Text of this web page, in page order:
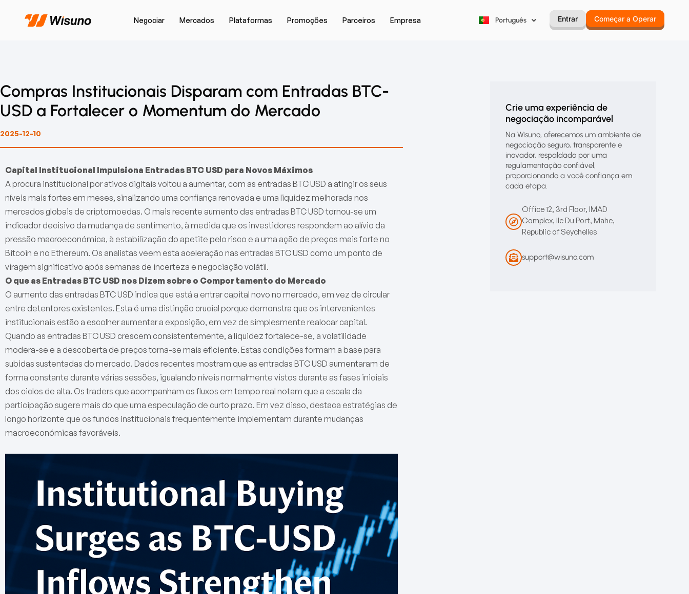
Negociar Mercados Plataformas Promoções Parceiros Empresa Português
Русский Entrar Começar a Operar
Compras Institucionais Disparam com Entradas BTC-
USD a Fortalecer o Momentum do Mercado
2025-12-10
Capital Institucional Impulsiona Entradas BTC USD para Novos Máximos
A procura institucional por ativos digitais voltou a aumentar, com as entradas BTC USD a atingir os seus
níveis mais fortes em meses, sinalizando uma confiança renovada e uma liquidez melhorada nos
mercados globais de criptomoedas. O mais recente aumento das entradas BTC USD tornou-se um
indicador decisivo da mudança de sentimento, à medida que os investidores respondem ao alívio da
pressão macroeconómica, à estabilização do apetite pelo risco e a uma ação de preços mais forte no
Bitcoin e no Ethereum. Os analistas veem esta aceleração nas entradas BTC USD como um ponto de
viragem significativo após semanas de incerteza e negociação volátil.
O que as Entradas BTC USD nos Dizem sobre o Comportamento do Mercado
O aumento das entradas BTC USD indica que está a entrar capital novo no mercado, em vez de circular
entre detentores existentes. Esta é uma distinção crucial porque demonstra que os intervenientes
institucionais estão a escolher aumentar a exposição, em vez de simplesmente realocar capital.
Quando as entradas BTC USD crescem consistentemente, a liquidez fortalece-se, a volatilidade
modera-se e a descoberta de preços torna-se mais eficiente. Estas condições formam a base para
subidas sustentadas do mercado. Dados recentes mostram que as entradas BTC USD aumentaram de
forma constante durante várias sessões, igualando níveis normalmente vistos durante as fases iniciais
dos ciclos de alta. Os traders que acompanham os fluxos em tempo real notam que a escala da
participação sugere mais do que uma especulação de curto prazo. Em vez disso, destaca estratégias de
longo horizonte que os fundos institucionais frequentemente implementam durante mudanças
macroeconómicas favoráveis.
Crie uma experiência de
negociação incomparável
Na Wisuno, oferecemos um ambiente de
negociação seguro, transparente e
inovador, respaldado por uma
regulamentação confiável,
proporcionando a você confiança em
cada etapa.
Office 12, 3rd Floor, IMAD
Complex, Ile Du Port, Mahe,
Republic of Seychelles
support@wisuno.com